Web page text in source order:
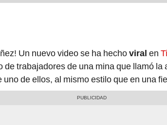
Un nuevo video se ha hechoviral en
de trabajadores de una mina que llamó la
uno de ellos, al mismo estilo que en una